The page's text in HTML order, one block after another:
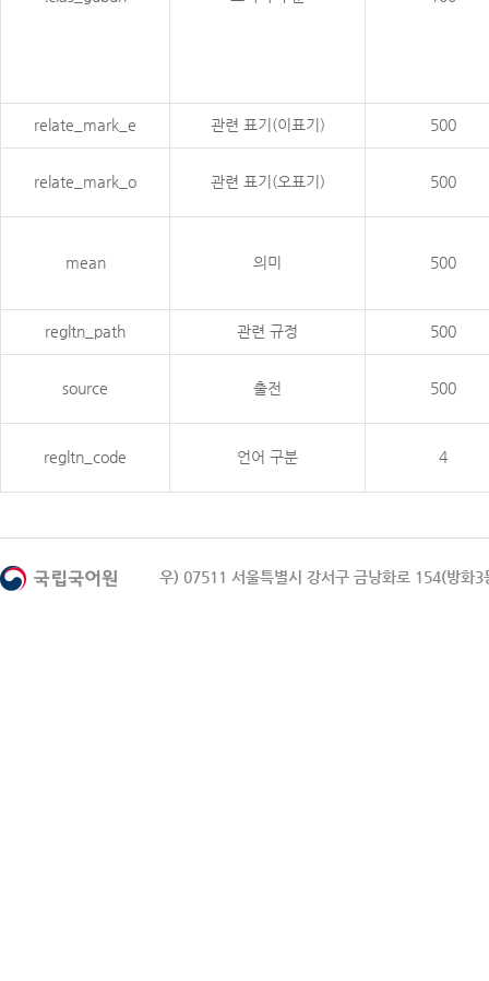
relate_mark_e 관련 표기(이표기) 500
relate_mark_o 관련 표기(오표기) 500
mean 의미 500
regltn_path 관련 규정 500
source 출전 500
regltn_code 언어 구분 4
우) 07511 서울특별시 강서구 금낭화로 154(방화3